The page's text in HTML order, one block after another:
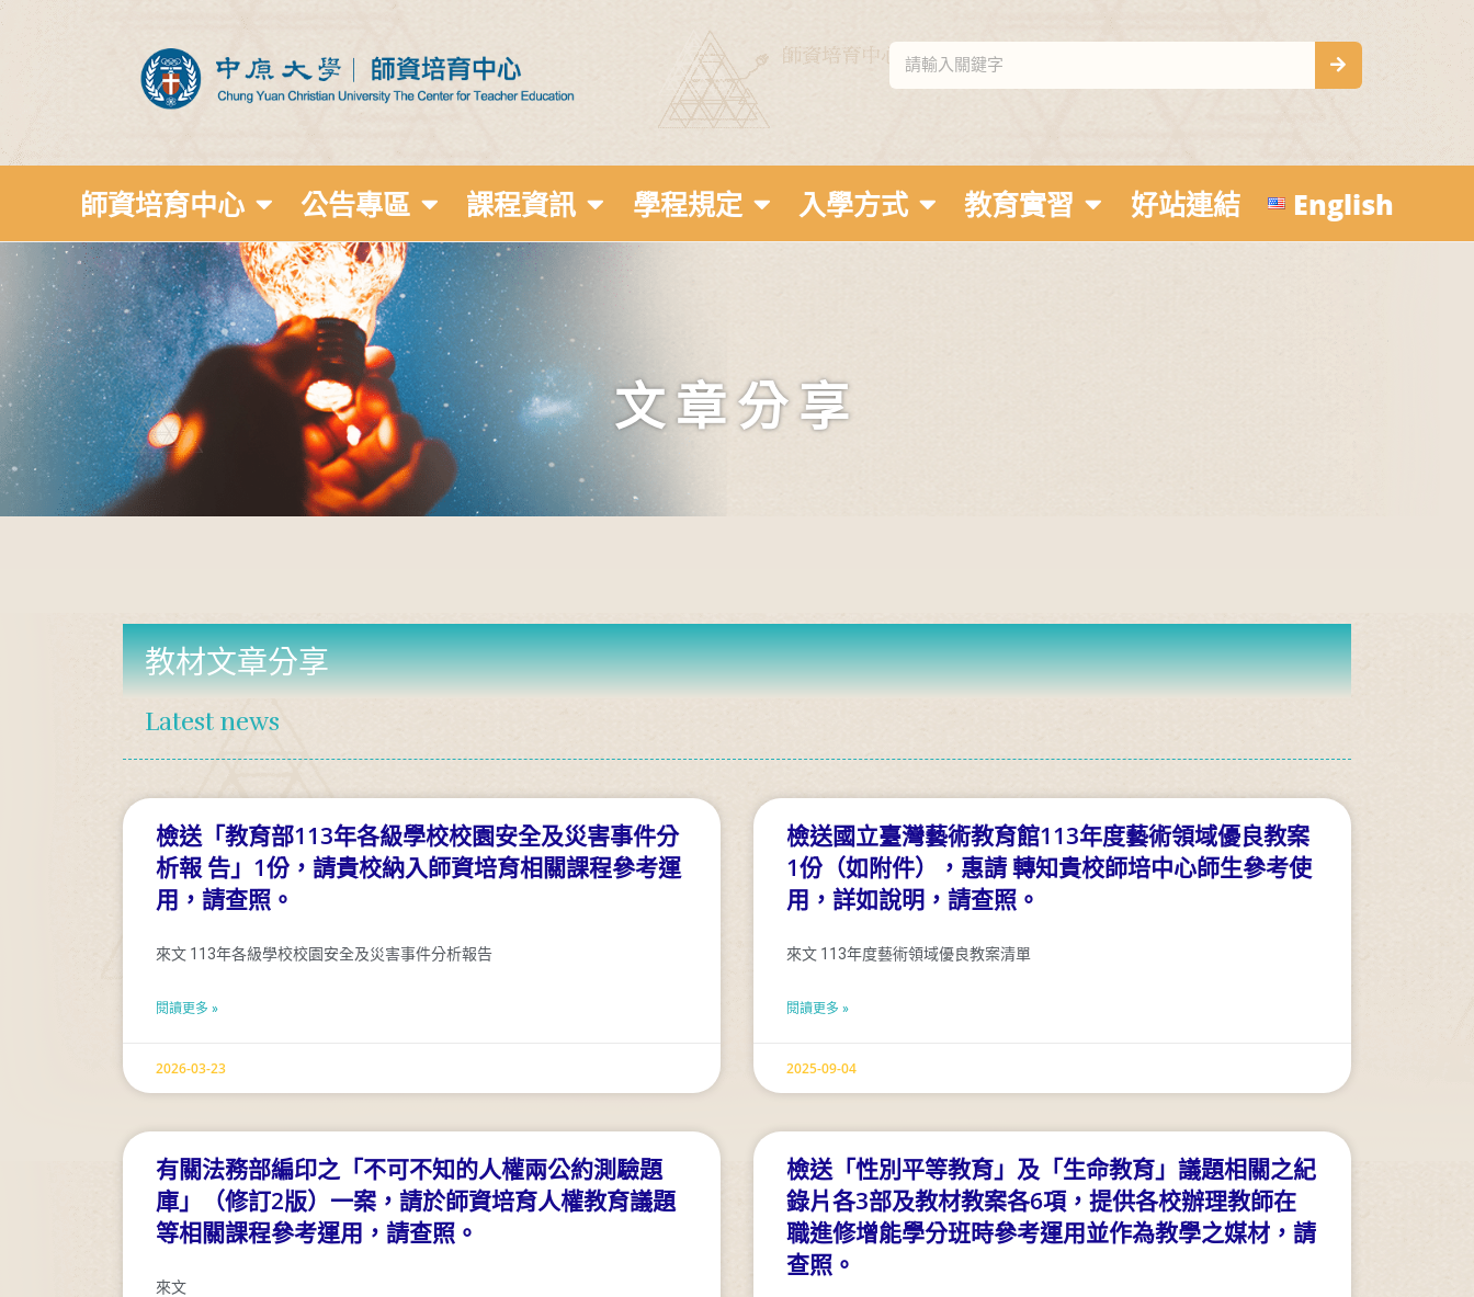
師資培育中心 公告專區 課程資訊 學程規定 入學方式 教育實習 好站連結 English
文章分享
教材文章分享
Latest news
檢送「教育部113年各級學校校園安全及災害事件分
析報 告」1份，請貴校納入師資培育相關課程參考運
用，請查照。
來文 113年各級學校校園安全及災害事件分析報告
閱讀更多 »
2026-03-23
檢送國立臺灣藝術教育館113年度藝術領域優良教案
1份（如附件），惠請 轉知貴校師培中心師生參考使
用，詳如說明，請查照。
來文 113年度藝術領域優良教案清單
閱讀更多 »
2025-09-04
有關法務部編印之「不可不知的人權兩公約測驗題
庫」（修訂2版）一案，請於師資培育人權教育議題
等相關課程參考運用，請查照。
來文
檢送「性別平等教育」及「生命教育」議題相關之紀
錄片各3部及教材教案各6項，提供各校辦理教師在
職進修增能學分班時參考運用並作為教學之媒材，請
查照。